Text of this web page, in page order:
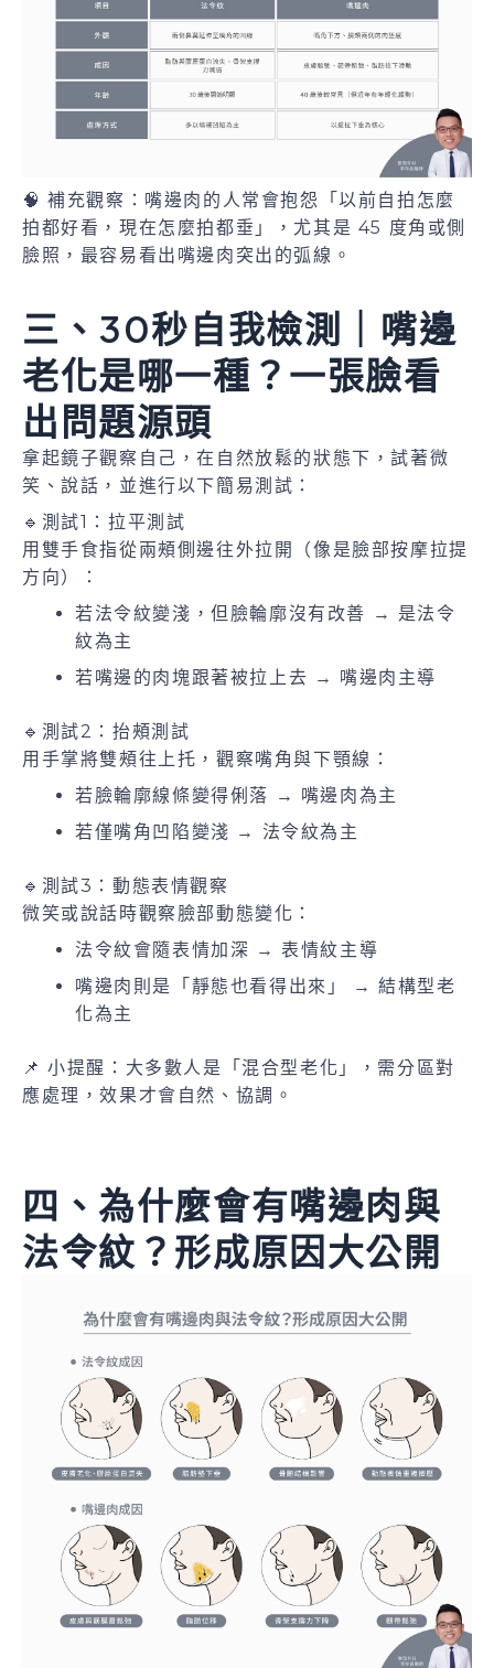
🧠 補充觀察：嘴邊肉的人常會抱怨「以前自拍怎麼
拍都好看，現在怎麼拍都垂」，尤其是 45 度角或側
臉照，最容易看出嘴邊肉突出的弧線。
三、30秒自我檢測｜嘴邊
老化是哪一種？一張臉看
出問題源頭
拿起鏡子觀察自己，在自然放鬆的狀態下，試著微
笑、說話，並進行以下簡易測試：
🔹測試1：拉平測試
用雙手食指從兩頰側邊往外拉開（像是臉部按摩拉提
方向）：
若法令紋變淺，但臉輪廓沒有改善 → 是法令
紋為主
若嘴邊的肉塊跟著被拉上去 → 嘴邊肉主導
🔹測試2：抬頰測試
用手掌將雙頰往上托，觀察嘴角與下顎線：
若臉輪廓線條變得俐落 → 嘴邊肉為主
若僅嘴角凹陷變淺 → 法令紋為主
🔹測試3：動態表情觀察
微笑或說話時觀察臉部動態變化：
法令紋會隨表情加深 → 表情紋主導
嘴邊肉則是「靜態也看得出來」 → 結構型老
化為主
📌 小提醒：大多數人是「混合型老化」，需分區對
應處理，效果才會自然、協調。
四、為什麼會有嘴邊肉與
法令紋？形成原因大公開